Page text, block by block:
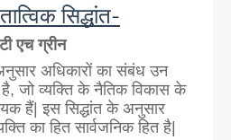
सिद्धांत-
एच ग्रीन
अधिकारों का संबंध उन
जो व्यक्ति के नैतिक विकास के
हैं| इस सिद्धांत के अनुसार
का हित सार्वजनिक हित है|